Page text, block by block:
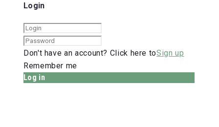
Login
Don't have an account? Click here toSign up
Remember me
Log in